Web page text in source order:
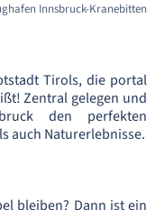
Innsbruck-Kranebitten
Tirols, die portal
Zentral gelegen und
den perfekten
auch Naturerlebnisse.
bleiben? Dann ist ein